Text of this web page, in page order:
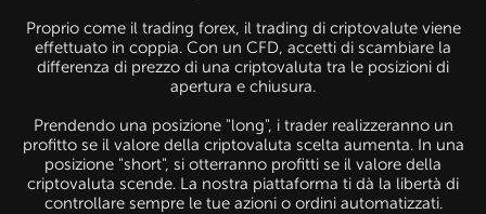
Proprio come il trading forex, il trading di criptovalute viene
effettuato in coppia. Con un CFD, accetti di scambiare la
differenza di prezzo di una criptovaluta tra le posizioni di
apertura e chiusura.
Prendendo una posizione "long", i trader realizzeranno un
profitto se il valore della criptovaluta scelta aumenta. In una
posizione "short", si otterranno profitti se il valore della
criptovaluta scende. La nostra piattaforma ti dà la libertà di
controllare sempre le tue azioni o ordini automatizzati.